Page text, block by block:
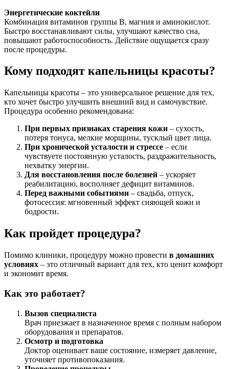
Энергетические коктейли
Комбинация витаминов группы В, магния и аминокислот.
Быстро восстанавливают силы, улучшают качество сна,
повышают работоспособность. Действие ощущается сразу
после процедуры.
Кому подходят капельницы красоты?
Капельницы красоты – это универсальное решение для тех,
кто хочет быстро улучшить внешний вид и самочувствие.
Процедура особенно рекомендована:
При первых признаках старения кожи – сухость,
потеря тонуса, мелкие морщины, тусклый цвет лица.
При хронической усталости и стрессе – если
чувствуете постоянную усталость, раздражительность,
нехватку энергии.
Для восстановления после болезней – ускоряет
реабилитацию, восполняет дефицит витаминов.
Перед важными событиями – свадьба, отпуск,
фотосессия: мгновенный эффект сияющей кожи и
бодрости.
Как пройдет процедура?
Помимо клиники, процедуру можно провести в домашних
условиях – это отличный вариант для тех, кто ценит комфорт
и экономит время.
Как это работает?
Вызов специалиста
Врач приезжает в назначенное время с полным набором
оборудования и препаратов.
Осмотр и подготовка
Доктор оценивает ваше состояние, измеряет давление,
уточняет противопоказания.